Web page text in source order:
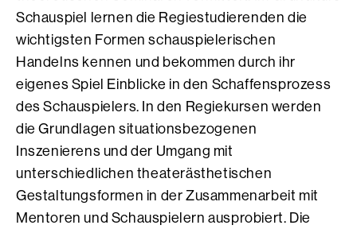
Schauspiel lernen die Regiestudierenden die
wichtigsten Formen schauspielerischen
Handelns kennen und bekommen durch ihr
eigenes Spiel Einblicke in den Schaffensprozess
des Schauspielers. In den Regiekursen werden
die Grundlagen situationsbezogenen
Inszenierens und der Umgang mit
unterschiedlichen theaterästhetischen
Gestaltungsformen in der Zusammenarbeit mit
Mentoren und Schauspielern ausprobiert. Die